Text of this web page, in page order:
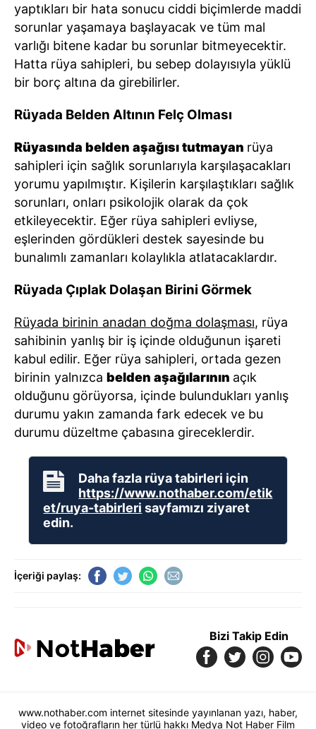
yaptıkları bir hata sonucu ciddi biçimlerde maddi
sorunlar yaşamaya başlayacak ve tüm mal
varlığı bitene kadar bu sorunlar bitmeyecektir.
Hatta rüya sahipleri, bu sebep dolayısıyla yüklü
bir borç altına da girebilirler.
Rüyada Belden Altının Felç Olması
Rüyasında belden aşağısı tutmayan rüya
sahipleri için sağlık sorunlarıyla karşılaşacakları
yorumu yapılmıştır. Kişilerin karşılaştıkları sağlık
sorunları, onları psikolojik olarak da çok
etkileyecektir. Eğer rüya sahipleri evliyse,
eşlerinden gördükleri destek sayesinde bu
bunalımlı zamanları kolaylıkla atlatacaklardır.
Rüyada Çıplak Dolaşan Birini Görmek
Rüyada birinin anadan doğma dolaşması, rüya
sahibinin yanlış bir iş içinde olduğunun işareti
kabul edilir. Eğer rüya sahipleri, ortada gezen
birinin yalnızca belden aşağılarının açık
olduğunu görüyorsa, içinde bulundukları yanlış
durumu yakın zamanda fark edecek ve bu
durumu düzeltme çabasına gireceklerdir.
Daha fazla rüya tabirleri için
https://www.nothaber.com/etik
et/ruya-tabirleri sayfamızı ziyaret
edin.
İçeriği paylaş:
Bizi Takip Edin
www.nothaber.com internet sitesinde yayınlanan yazı, haber,
video ve fotoğrafların her türlü hakkı Medya Not Haber Film